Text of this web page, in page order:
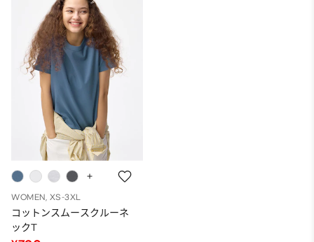
WOMEN, XS-3XL
コットンスムースクルーネ
ックT